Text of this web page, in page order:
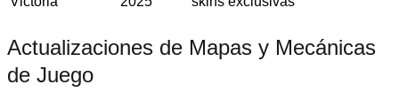
Actualizaciones de Mapas y Mecánicas
de Juego